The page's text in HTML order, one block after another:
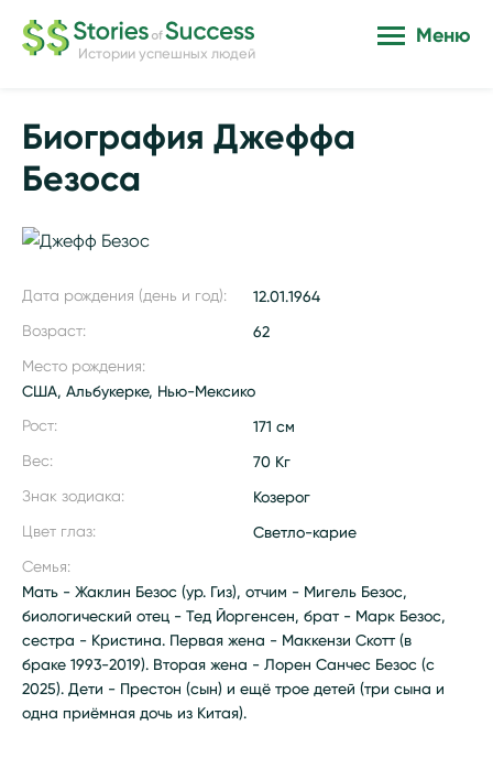
Истории успешных людей
Меню
Биография Джеффа
Безоса
Дата рождения (день и год): 12.01.1964
Возраст: 62
Место рождения:
США, Альбукерке, Нью-Мексико
Рост: 171 см
Вес: 70 Кг
Знак зодиака: Козерог
Цвет глаз: Светло-карие
Семья:
Мать - Жаклин Безос (ур. Гиз), отчим - Мигель Безос,
биологический отец - Тед Йоргенсен, брат - Марк Безос,
сестра - Кристина. Первая жена - Маккензи Скотт (в
браке 1993-2019). Вторая жена - Лорен Санчес Безос (с
2025). Дети - Престон (сын) и ещё трое детей (три сына и
одна приёмная дочь из Китая).